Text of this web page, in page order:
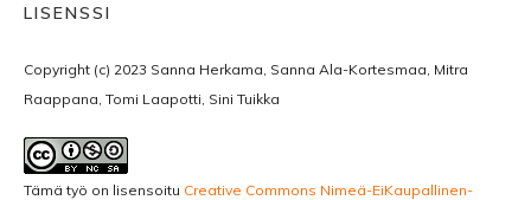
LISENSSI
Copyright (c) 2023 Sanna Herkama, Sanna Ala-Kortesmaa, Mitra
Raappana, Tomi Laapotti, Sini Tuikka
Tämä työ on lisensoitu Creative Commons Nimeä-EiKaupallinen-